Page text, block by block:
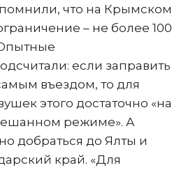
что на Крымском
– не более 100
если заправить
въездом, то для
этого достаточно «на
режиме». А
добраться до Ялты и
край. «Для